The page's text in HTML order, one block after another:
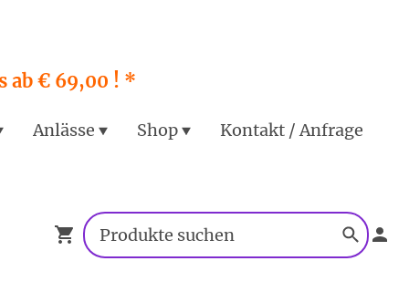
ab € 69,00 ! *
Anlässe Shop Kontakt / Anfrage